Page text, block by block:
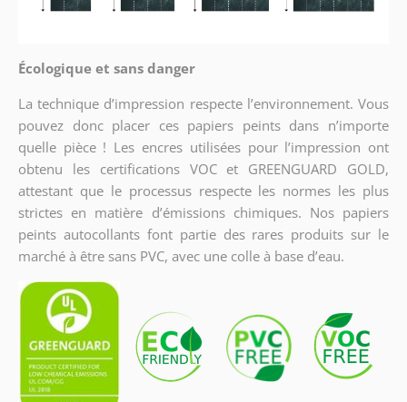
Écologique et sans danger
La technique d’impression respecte l’environnement. Vous
pouvez donc placer ces papiers peints dans n’importe
quelle pièce ! Les encres utilisées pour l’impression ont
obtenu les certifications VOC et GREENGUARD GOLD,
attestant que le processus respecte les normes les plus
strictes en matière d’émissions chimiques. Nos papiers
peints autocollants font partie des rares produits sur le
marché à être sans PVC, avec une colle à base d’eau.